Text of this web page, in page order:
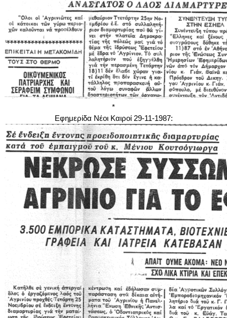
*
Εφημερίδα Νέοι Καιροί 29-11-1987: